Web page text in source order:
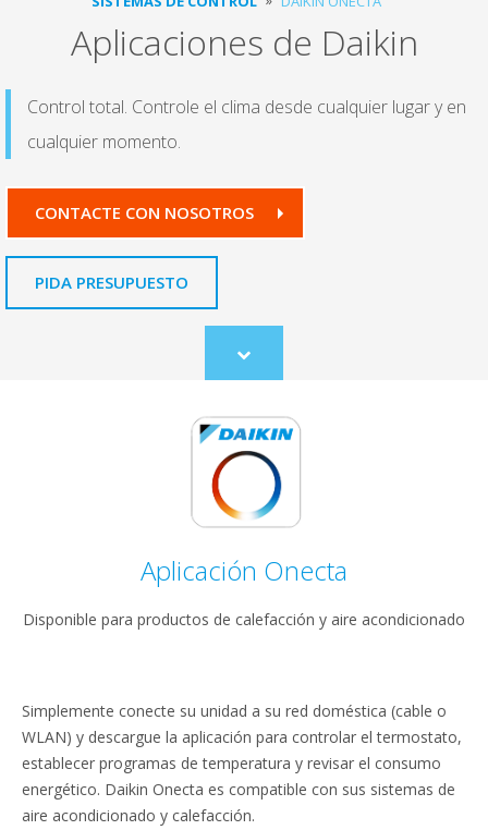
Aplicaciones de Daikin
Control total. Controle el clima desde cualquier lugar y en
cualquier momento.
CONTACTE CON NOSOTROS
PIDA PRESUPUESTO
Scroll
to
Aplicación Onecta
Disponible para productos de calefacción y aire acondicionado
Simplemente conecte su unidad a su red doméstica (cable o
WLAN) y descargue la aplicación para controlar el termostato,
establecer programas de temperatura y revisar el consumo
energético. Daikin Onecta es compatible con sus sistemas de
aire acondicionado y calefacción.